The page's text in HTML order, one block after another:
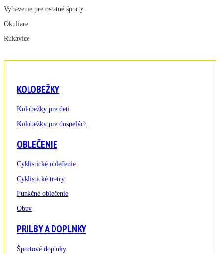
Vybavenie pre ostatné športy
Okuliare
Rukavice
KOLOBEŽKY
Kolobežky pre deti
Kolobežky pre dospelých
OBLEČENIE
Cyklistické oblečenie
Cyklistické tretry
Funkčné oblečenie
Obuv
PRILBY A DOPLNKY
Športové doplnky